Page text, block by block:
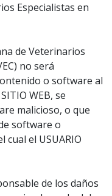
Especialistas en
de Veterinarios
no será
o software al
WEB, se
malicioso, o que
software o
cual el USUARIO
de los daños